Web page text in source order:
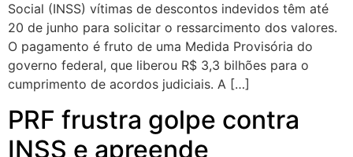
Social (INSS) vítimas de descontos indevidos têm até
20 de junho para solicitar o ressarcimento dos valores.
O pagamento é fruto de uma Medida Provisória do
governo federal, que liberou R$ 3,3 bilhões para o
cumprimento de acordos judiciais. A […]
PRF frustra golpe contra
INSS e apreende